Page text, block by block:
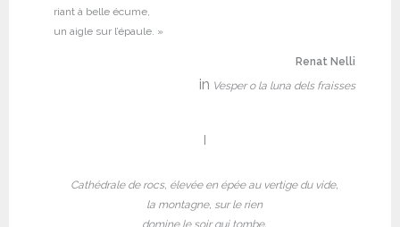
riant à belle écume,
un aigle sur l’épaule. »
Renat Nelli
in Vesper o la luna dels fraisses
Cathédrale de rocs, élevée en épée au vertige du vide,
la montagne, sur le rien
domine le soir qui tombe,